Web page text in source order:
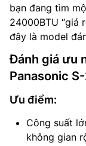
bạn đang tìm
24000BTU “giá
đây là model
Đánh giá ưu
Panasonic
Ưu điểm:
Công suất
không gian